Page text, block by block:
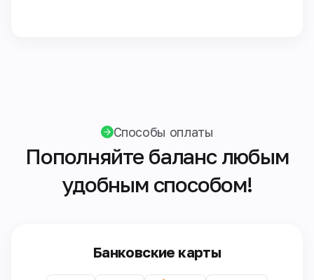
Способы оплаты
Пополняйте баланс любым
удобным способом!
Банковские карты